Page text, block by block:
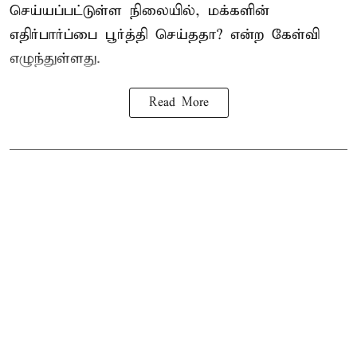
செய்யப்பட்டுள்ள நிலையில், மக்களின்
எதிர்பார்ப்பை பூர்த்தி செய்ததா? என்ற கேள்வி
எழுந்துள்ளது.
Read More